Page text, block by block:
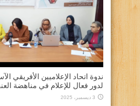
ندوة اتحاد الإعلاميين الأفريقي
لدور فعال للإعلام في مناهضة
3 ديسمبر، 2025